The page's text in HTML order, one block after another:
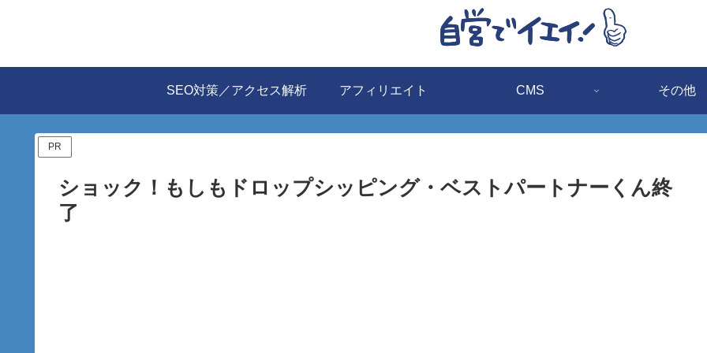
SEO対策／アクセス解析 アフィリエイト CMS その他
PR
ショック！もしもドロップシッピング・ベストパートナーくん終
了